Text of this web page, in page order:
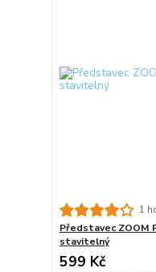
1
Představec ZOOM
stavitelný
599 Kč